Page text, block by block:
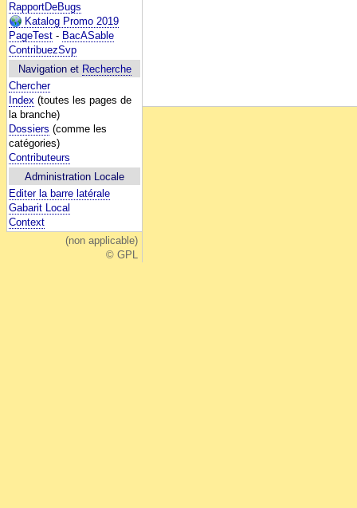
RapportDeBugs
Katalog Promo 2019
PageTest - BacASable
ContribuezSvp
Navigation et Recherche
Chercher
Index (toutes les pages de
la branche)
Dossiers (comme les
catégories)
Contributeurs
Administration Locale
Editer la barre latérale
Gabarit Local
Context
(non applicable)
© GPL